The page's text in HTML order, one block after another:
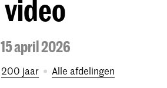
video
15 april 2026
200 jaar Alle afdelingen